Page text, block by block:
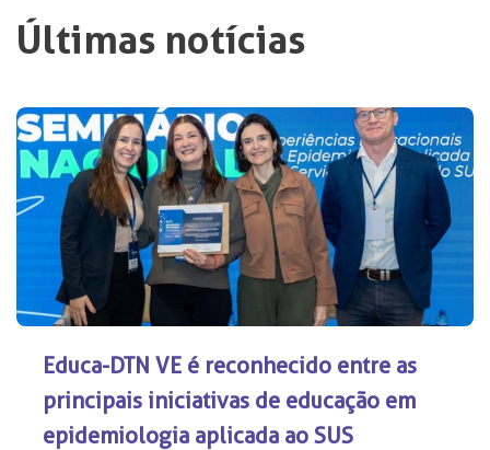
Últimas notícias
Educa-DTN VE é reconhecido entre as
principais iniciativas de educação em
epidemiologia aplicada ao SUS